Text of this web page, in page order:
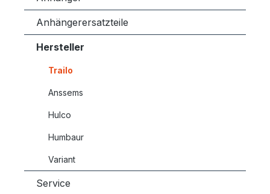
Anhängerersatzteile
Hersteller
Trailo
Anssems
Hulco
Humbaur
Variant
Service